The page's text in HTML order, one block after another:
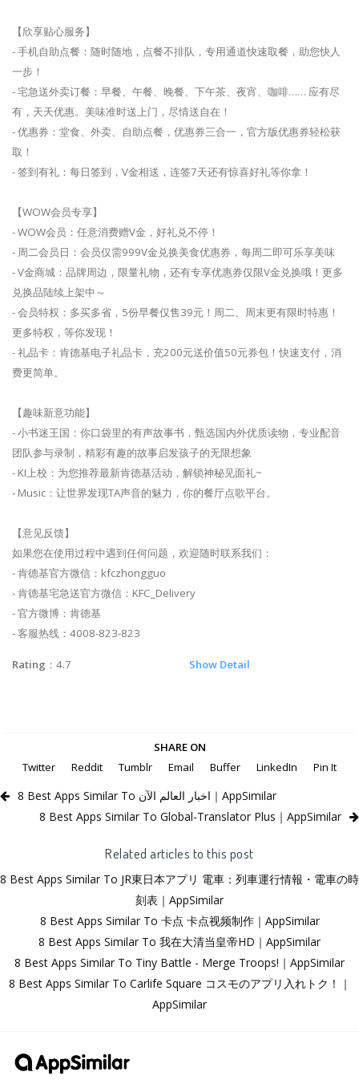
【欣享贴心服务】
- 手机自助点餐：随时随地，点餐不排队，专用通道快速取餐，助您快人
一步！
- 宅急送外卖订餐：早餐、午餐、晚餐、下午茶、夜宵、咖啡…… 应有尽
有，天天优惠。美味准时送上门，尽情送自在！
- 优惠券：堂食、外卖、自助点餐，优惠券三合一，官方版优惠券轻松获
取！
- 签到有礼：每日签到，V金相送，连签7天还有惊喜好礼等你拿！
【WOW会员专享】
- WOW会员：任意消费赠V金，好礼兑不停！
- 周二会员日：会员仅需999V金兑换美食优惠券，每周二即可乐享美味
- V金商城：品牌周边，限量礼物，还有专享优惠券仅限V金兑换哦！更多
兑换品陆续上架中～
- 会员特权：多买多省，5份早餐仅售39元！周二、周末更有限时特惠！
更多特权，等你发现！
- 礼品卡：肯德基电子礼品卡，充200元送价值50元券包！快速支付，消
费更简单。
【趣味新意功能】
- 小书迷王国：你口袋里的有声故事书，甄选国内外优质读物，专业配音
团队参与录制，精彩有趣的故事启发孩子的无限想象
- KI上校：为您推荐最新肯德基活动，解锁神秘见面礼~
- Music：让世界发现TA声音的魅力，你的餐厅点歌平台。
【意见反馈】
如果您在使用过程中遇到任何问题，欢迎随时联系我们：
- 肯德基官方微信：kfczhongguo
- 肯德基宅急送官方微信：KFC_Delivery
- 官方微博：肯德基
- 客服热线：4008-823-823
Rating ：4.7 Show Detail
SHARE ON
Twitter
Reddit Tumblr Email Buffer LinkedIn Pin It
8 Best Apps Similar To اخبار العالم الآن｜AppSimilar
8 Best Apps Similar To Global-Translator Plus｜AppSimilar
Related articles to this post
8 Best Apps Similar To JR東日本アプリ 電車：列車運行情報・電車の時
刻表｜AppSimilar
8 Best Apps Similar To 卡点 卡点视频制作｜AppSimilar
8 Best Apps Similar To 我在大清当皇帝HD｜AppSimilar
8 Best Apps Similar To Tiny Battle - Merge Troops!｜AppSimilar
8 Best Apps Similar To Carlife Square コスモのアプリ入れトク！｜
AppSimilar